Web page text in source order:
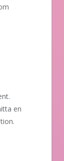
en